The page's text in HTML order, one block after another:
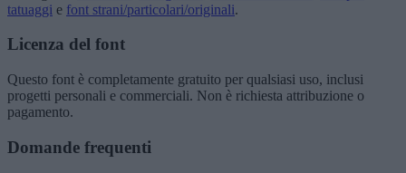
tatuaggi e font strani/particolari/originali.
Licenza del font
Questo font è completamente gratuito per qualsiasi uso, inclusi
progetti personali e commerciali. Non è richiesta attribuzione o
pagamento.
Domande frequenti